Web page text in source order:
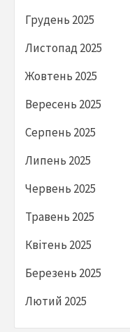
Грудень 2025
Листопад 2025
Жовтень 2025
Вересень 2025
Серпень 2025
Липень 2025
Червень 2025
Травень 2025
Квітень 2025
Березень 2025
Лютий 2025